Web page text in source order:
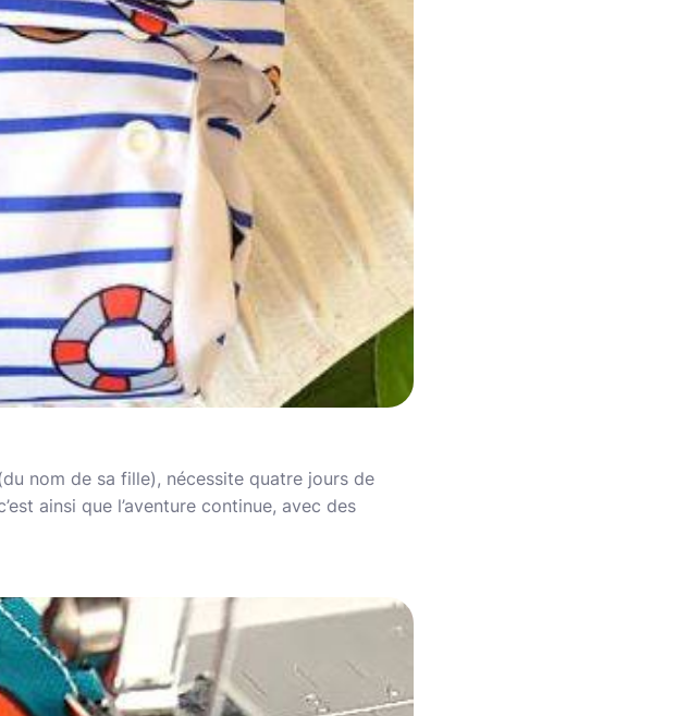
nom de sa fille), nécessite quatre jours de
ainsi que l’aventure continue, avec des